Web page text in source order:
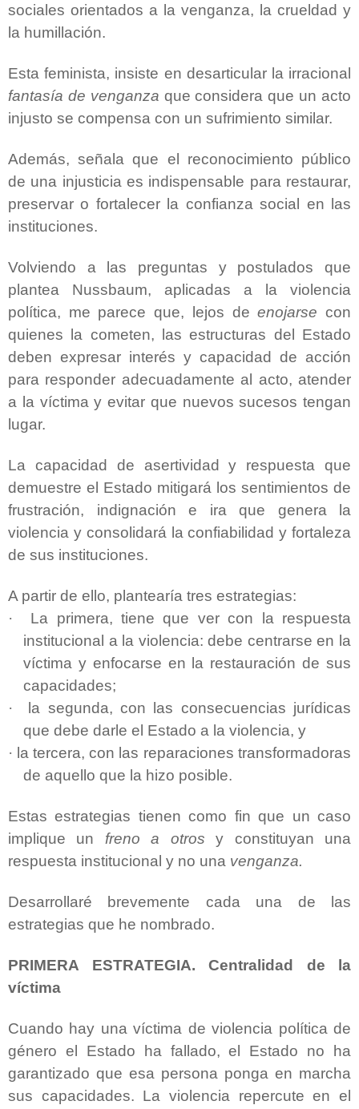
sociales orientados a la venganza,
la crueldad y
la humillación.
Esta feminista, insiste en desarticular la irracional
fantasía de venganza que considera que un acto
injusto se compensa con un sufrimiento similar.
Además, señala que el reconocimiento público
de una injusticia es indispensable para restaurar,
preservar o fortalecer la confianza social en las
instituciones.
Volviendo a las preguntas y postulados que
plantea Nussbaum, aplicadas a la violencia
política, me parece que, lejos deenojarse con
quienes la cometen, las estructuras del Estado
deben expresar interés y capacidad de acción
para responder adecuadamente al acto, atender
a la víctima y evitar que nuevos sucesos tengan
lugar.
La capacidad de asertividad y respuesta que
demuestre el Estado mitigará los sentimientos de
frustración, indignación e ira que genera la
violencia y consolidará la confiabilidad y fortaleza
de sus instituciones.
A partir de ello, plantearía tres estrategias:
·
La primera, tiene que ver con la respuesta
institucional a la violencia: debe centrarse en la
víctima y enfocarse en la restauración de sus
capacidades;
·
la segunda, con las consecuencias jurídicas
que debe darle el Estado a la violencia, y
· la tercera, con las reparaciones transformadoras
de aquello que la hizo posible.
Estas estrategias tienen como fin que un caso
implique un freno a otros y constituyan una
respuesta institucional y no una venganza.
Desarrollaré brevemente cada una de las
estrategias que he nombrado.
PRIMERA ESTRATEGIA. Centralidad de la
víctima
Cuando hay una víctima de violencia política de
género el Estado ha fallado, el Estado no ha
garantizado que esa persona ponga en marcha
sus capacidades. La violencia repercute en el